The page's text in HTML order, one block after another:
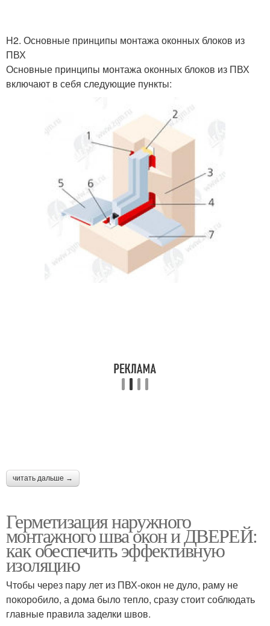
H2. Основные принципы монтажа оконных блоков из
ПВХ
Основные принципы монтажа оконных блоков из ПВХ
включают в себя следующие пункты:
читать дальше →
Герметизация наружного
монтажного шва окон и ДВЕРЕЙ:
как обеспечить эффективную
изоляцию
Чтобы через пару лет из ПВХ-окон не дуло, раму не
покоробило, а дома было тепло, сразу стоит соблюдать
главные правила заделки швов.